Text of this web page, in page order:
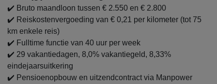
✔️ Bruto maandloon tussen € 2.550 en € 2.800
✔️ Reiskostenvergoeding van € 0,21 per kilometer (tot 75
km enkele reis)
✔️ Fulltime functie van 40 uur per week
✔️ 29 vakantiedagen, 8,0% vakantiegeld, 8,33%
eindejaarsuitkering
✔️ Pensioenopbouw en uitzendcontract via Manpower